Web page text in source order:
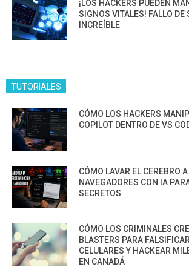
¡LOS HACKERS PUEDEN
SIGNOS VITALES! FALLO DE
INCREÍBLE
TUTORIALES
CÓMO LOS HACKERS
COPILOT DENTRO DE VS
CÓMO LAVAR EL CEREBRO
NAVEGADORES CON IA
SECRETOS
CÓMO LOS CRIMINALES
BLASTERS PARA
CELULARES Y HACKEAR
EN CANADÁ